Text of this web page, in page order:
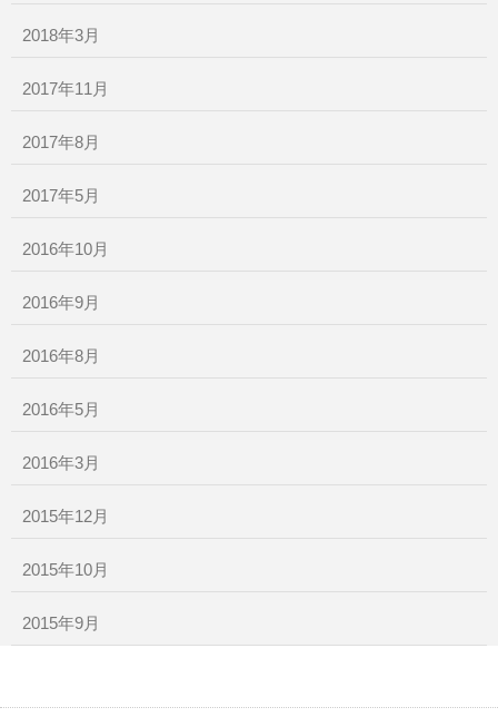
2018年3月
2017年11月
2017年8月
2017年5月
2016年10月
2016年9月
2016年8月
2016年5月
2016年3月
2015年12月
2015年10月
2015年9月